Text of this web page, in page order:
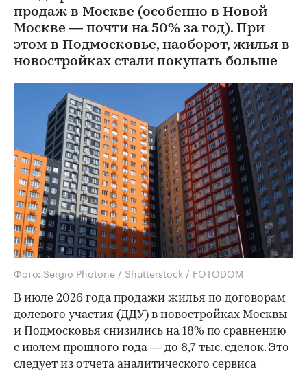
продаж в Москве (особенно в Новой
Москве — почти на 50% за год). При
этом в Подмосковье, наоборот, жилья в
новостройках стали покупать больше
Фото: Sergio Photone / Shutterstock / FOTODOM
В июле 2026 года продажи жилья по договорам
долевого участия (ДДУ) в новостройках Москвы
и Подмосковья снизились на 18% по сравнению
с июлем прошлого года — до 8,7 тыс. сделок. Это
следует из отчета аналитического сервиса